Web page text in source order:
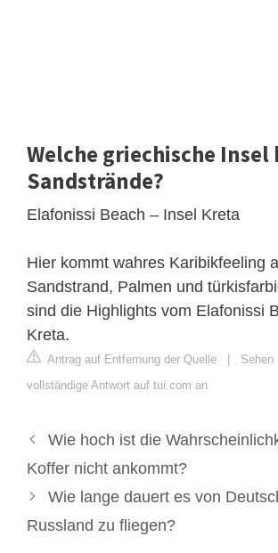
Welche griechische Insel
Sandstrände?
Elafonissi Beach – Insel Kreta
Hier kommt wahres Karibikfeeling
Sandstrand, Palmen und
sind die Highlights vom Elafonissi
Kreta.
Antrag auf Entfernung der Quelle | Sehen
vollständige Antwort auf tui.com an
Wie hoch ist die
Koffer nicht ankommt?
Wie lange dauert es von
Russland zu fliegen?